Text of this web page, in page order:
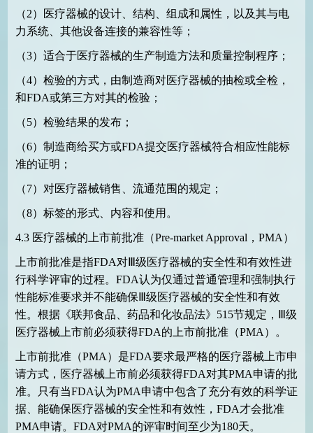
（2）医疗器械的设计、结构、组成和属性，以及其与电
力系统、其他设备连接的兼容性等；
（3）适合于医疗器械的生产制造方法和质量控制程序；
（4）检验的方式，由制造商对医疗器械的抽检或全检，
和FDA或第三方对其的检验；
（5）检验结果的发布；
（6）制造商给买方或FDA提交医疗器械符合相应性能标
准的证明；
（7）对医疗器械销售、流通范围的规定；
（8）标签的形式、内容和使用。
4.3 医疗器械的上市前批准（Pre-market Approval ， PMA ）
上市前批准是指FDA对Ⅲ级医疗器械的安全性和有效性进
行科学评审的过程。 FDA认为仅通过普通管理和强制执行
性能标准要求并不能确保Ⅲ级医疗器械的安全性和有效
性。根据《联邦食品、药品和化妆品法》 515节规定，Ⅲ级
医疗器械上市前必须获得FDA的上市前批准（PMA ）。
上市前批准（PMA ）是FDA要求最严格的医疗器械上市申
请方式，医疗器械上市前必须获得FDA对其PMA申请的批
准。只有当FDA认为PMA申请中包含了充分有效的科学证
据、能确保医疗器械的安全性和有效性， FDA才会批准
PMA申请。 FDA对PMA的评审时间至少为180天。